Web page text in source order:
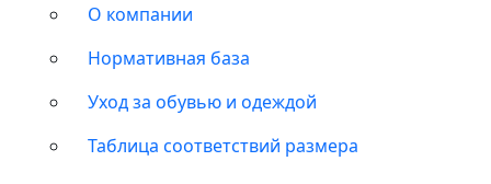
О компании
Нормативная база
Уход за обувью и одеждой
Таблица соответствий размера